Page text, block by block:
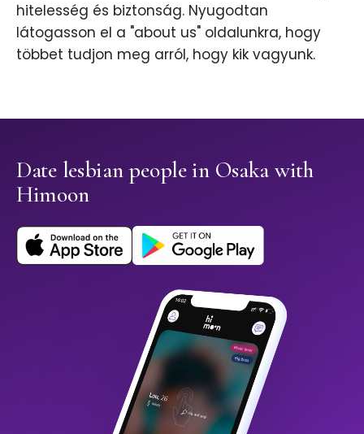
hitelesség és biztonság. Nyugodtan
látogasson el a "about us" oldalunkra, hogy
többet tudjon meg arról, hogy kik vagyunk.
Date lesbian people in Osaka with
Himoon